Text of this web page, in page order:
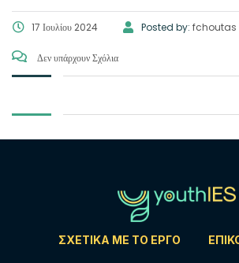
17 Ιουλίου 2024 Posted by: fchoutas
Δεν υπάρχουν Σχόλια
ΣΧΕΤΙΚΆ ΜΕ ΤΟ ΈΡΓΟ